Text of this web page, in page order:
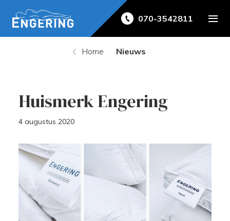
070-3542811
Home Nieuws
Huismerk Engering
4 augustus 2020